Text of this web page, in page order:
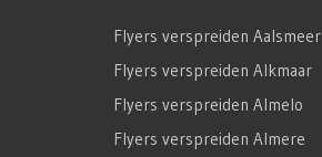
Flyers verspreiden Aalsmeer
Flyers verspreiden Alkmaar
Flyers verspreiden Almelo
Flyers verspreiden Almere